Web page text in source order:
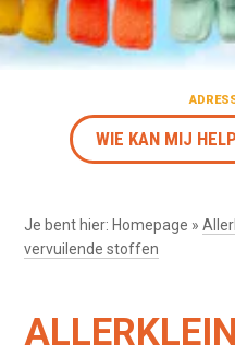
WIE KAN MIJ
Je bent hier: Homepage »
vervuilende stoffen